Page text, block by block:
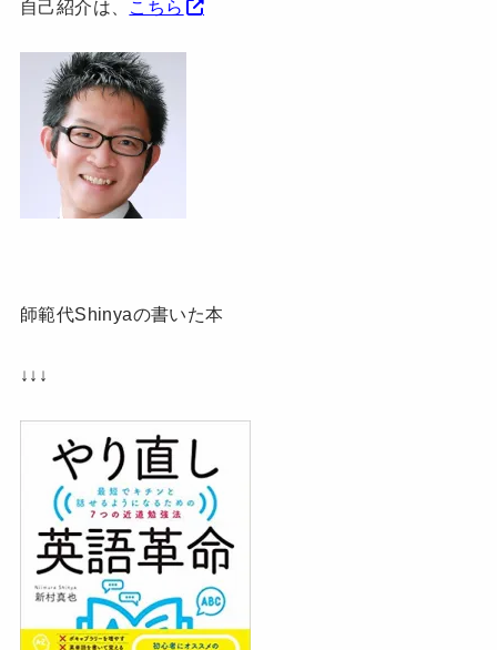
自己紹介は、 こちら
師範代Shinyaの書いた本
↓↓↓